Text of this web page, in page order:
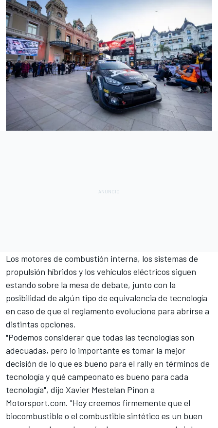
Los motores de combustión interna, los sistemas de
propulsión híbridos y los vehículos eléctricos siguen
estando sobre la mesa de debate, junto con la
posibilidad de algún tipo de equivalencia de tecnología
en caso de que el reglamento evolucione para abrirse a
distintas opciones.
"Podemos considerar que todas las tecnologías son
adecuadas, pero lo importante es tomar la mejor
decisión de lo que es bueno para el rally en términos de
tecnología y qué campeonato es bueno para cada
tecnología", dijo Xavier Mestelan Pinon a
Motorsport.com. "Hoy creemos firmemente que el
biocombustible o el combustible sintético es un buen